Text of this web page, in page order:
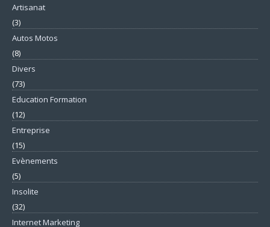
Artisanat
(3)
Autos Motos
(8)
Divers
(73)
Education Formation
(12)
Entreprise
(15)
Evènements
(5)
Insolite
(32)
Internet Marketing